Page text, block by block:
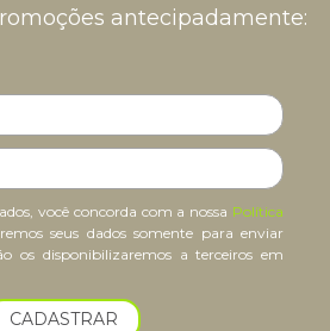
antecipadamente:
você concorda com a nossa Política
seus dados somente para enviar
os disponibilizaremos a terceiros em
CADASTRAR